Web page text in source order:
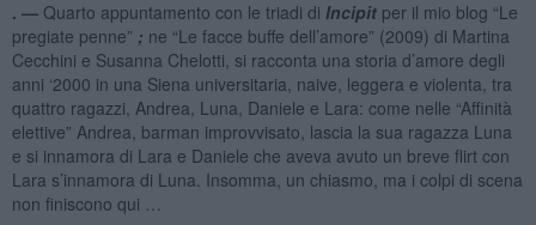
. — Quarto appuntamento con le triadi di Incipit per il mio blog “Le
pregiate penne” ; ne “Le facce buffe dell’amore” (2009) di Martina
Cecchini e Susanna Chelotti, si racconta una storia d’amore degli
anni ‘2000 in una Siena universitaria, naive, leggera e violenta, tra
quattro ragazzi, Andrea, Luna, Daniele e Lara: come nelle “Affinità
elettive” Andrea, barman improvvisato, lascia la sua ragazza Luna
e si innamora di Lara e Daniele che aveva avuto un breve flirt con
Lara s’innamora di Luna. Insomma, un chiasmo, ma i colpi di scena
non finiscono qui …